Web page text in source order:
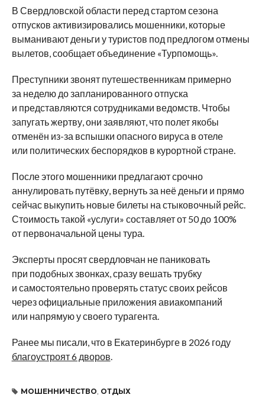
В Свердловской области перед стартом сезона
отпусков активизировались мошенники, которые
выманивают деньги у туристов под предлогом отмены
вылетов, сообщает объединение «Турпомощь».
Преступники звонят путешественникам примерно
за неделю до запланированного отпуска
и представляются сотрудниками ведомств. Чтобы
запугать жертву, они заявляют, что полет якобы
отменён из-за вспышки опасного вируса в отеле
или политических беспорядков в курортной стране.
После этого мошенники предлагают срочно
аннулировать путёвку, вернуть за неё деньги и прямо
сейчас выкупить новые билеты на стыковочный рейс.
Стоимость такой «услуги» составляет от 50 до 100%
от первоначальной цены тура.
Эксперты просят свердловчан не паниковать
при подобных звонках, сразу вешать трубку
и самостоятельно проверять статус своих рейсов
через официальные приложения авиакомпаний
или напрямую у своего турагента.
Ранее мы писали, что в Екатеринбурге в 2026 году
благоустроят 6 дворов.
МОШЕННИЧЕСТВО, ОТДЫХ